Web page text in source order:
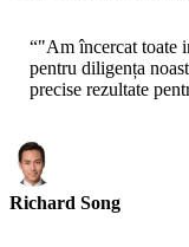
“"Am încercat toate
pentru diligența
precise rezultate
Richard Song